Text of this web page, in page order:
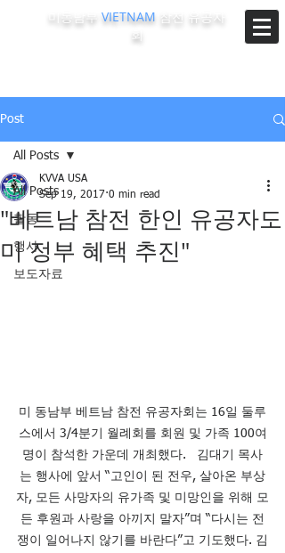
미동남부 VIETNAM 참전 유공자
회
Post
All Posts
활동
행사
보도자료
All Posts
"베트남 참전 한인 유공자도
미 정부 혜택 추진"
KVVA USA
Sep 19, 2017 0 min read
미 동남부 베트남 참전 유공자회는 16일 둘루
스에서 3/4분기 월례회를 회원 및 가족 100여
명이 참석한 가운데 개최했다.   김대기 목사
는 행사에 앞서 “고인이 된 전우, 살아온 부상
자, 모든 사망자의 유가족 및 미망인을 위해 모
든 후원과 사랑을 아끼지 말자”며 “다시는 전
쟁이 일어나지 않기를 바란다”고 기도했다. 김